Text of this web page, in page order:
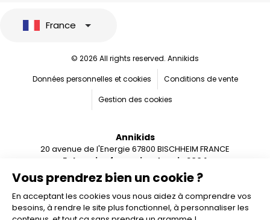
Vous prendrez bien un cookie ?
En acceptant les cookies vous nous aidez à comprendre vos
besoins, à rendre le site plus fonctionnel, à personnaliser les
France
© 2026 All rights reserved. Annikids
Données personnelles et cookies
Conditions de vente
Gestion des cookies
Annikids
20 avenue de l'Energie 67800 BISCHHEIM FRANCE
Entreprise française depuis 2004